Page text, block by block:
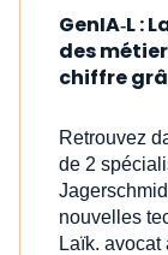
GenIA‑L :
des
chiffre
Retrouvez
de 2
nouvelles
Laïk.